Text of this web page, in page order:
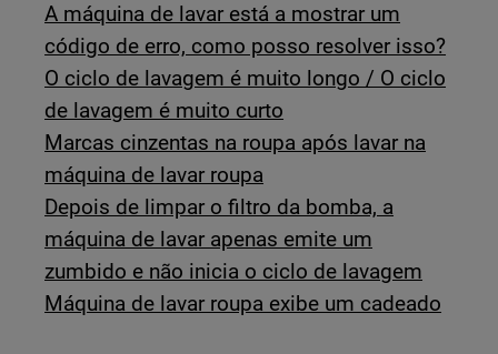
A máquina de lavar está a mostrar um
código de erro, como posso resolver isso?
O ciclo de lavagem é muito longo / O ciclo
de lavagem é muito curto
Marcas cinzentas na roupa após lavar na
máquina de lavar roupa
Depois de limpar o filtro da bomba, a
máquina de lavar apenas emite um
zumbido e não inicia o ciclo de lavagem
Máquina de lavar roupa exibe um cadeado